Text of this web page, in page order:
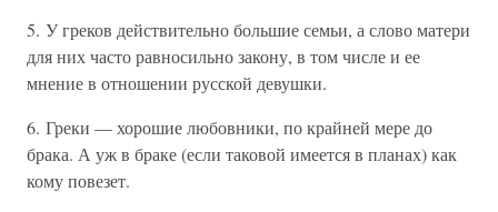
5. У греков действительно большие семьи, а слово матери
для них часто равносильно закону, в том числе и ее
мнение в отношении русской девушки.
6. Греки — хорошие любовники, по крайней мере до
брака. А уж в браке (если таковой имеется в планах) как
кому повезет.